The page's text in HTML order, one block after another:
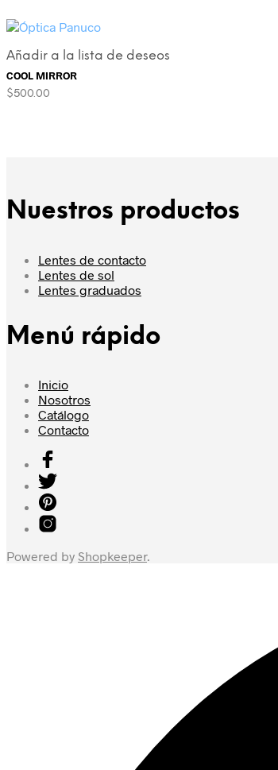
Añadir a la lista de deseos
COOL MIRROR
$500.00
Nuestros productos
Lentes de contacto
Lentes de sol
Lentes graduados
Menú rápido
Inicio
Nosotros
Catálogo
Contacto
Powered by Shopkeeper.